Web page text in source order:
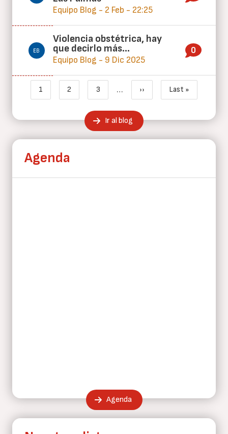
Equipo Blog - 2 Feb - 22:25
Violencia obstétrica, hay
que decirlo más…
Equipo Blog - 9 Dic 2025
0
Paginación
Página actual
1
Page
2
Page
3 … Siguiente página
››
Última página
Last »
Ir al blog
Agenda
Agenda